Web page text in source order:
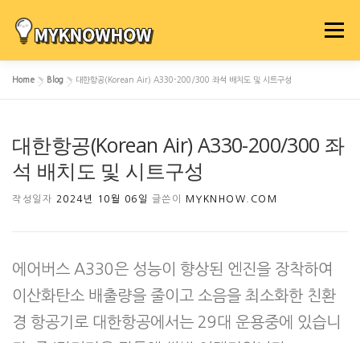
로
메뉴
Home » Blog » 대한항공(Korean Air) A330-200/300 좌석 배치도 및 시트구성
대한항공(Korean Air) A330-200/300 좌
석 배치도 및 시트구성
작성일자 2024년 10월 06일 글쓴이 MYKNHOW.COM
에어버스 A330은 성능이 향상된 엔진을 장착하여
이산화탄소 배출량을 줄이고 소음을 최소화한 친환
경 항공기로 대한항공에서는 29대 운용중에 있습니